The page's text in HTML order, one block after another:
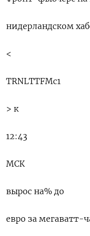
нидерландском
<
TRNLTTFMc1
> к
12:43
МСК
вырос на% до
евро за мегаватт-